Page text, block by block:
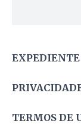
EXPEDIENTE
TERMOS DE